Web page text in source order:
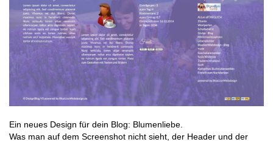
Ein neues Design für dein Blog: Blumenliebe.
Was man auf dem Screenshot nicht sieht, der Header und der